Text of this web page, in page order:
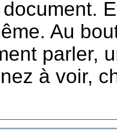
Au
parler,
à voir,